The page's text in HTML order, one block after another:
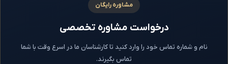
مشاوره رایگان
درخواست مشاوره تخصصی
نام و شماره تماس خود را وارد کنید تا کارشناسان ما در اسرع وقت با شما
تماس بگیرند.